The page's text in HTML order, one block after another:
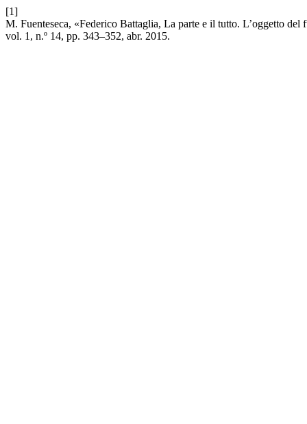
[1]
M. Fuenteseca, «Federico Battaglia, La parte e il tutto. L’oggetto
vol. 1, n.º 14, pp. 343–352, abr. 2015.